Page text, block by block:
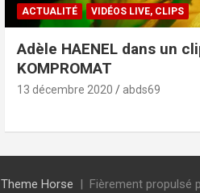
ACTUALITÉ VIDÉOS LIVE, CLIPS
Adèle HAENEL dans un
KOMPROMAT
13 décembre 2020 abds69
Theme Horse Fièrement propulsé